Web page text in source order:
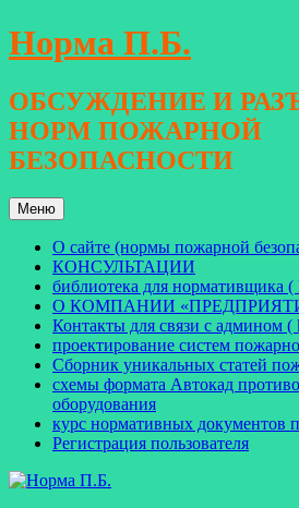
Перейти
к
Норма П.Б.
ОБСУЖДЕНИЕ И
НОРМ ПОЖАРНОЙ
БЕЗОПАСНОСТИ
Меню
О сайте (нормы пожарной
КОНСУЛЬТАЦИИ
библиотека для нормативщика
О КОМПАНИИ
Контакты для связи с админом (
проектирование систем
Сборник уникальных статей
схемы формата Автокад
оборудования
курс нормативных документов
Регистрация пользователя